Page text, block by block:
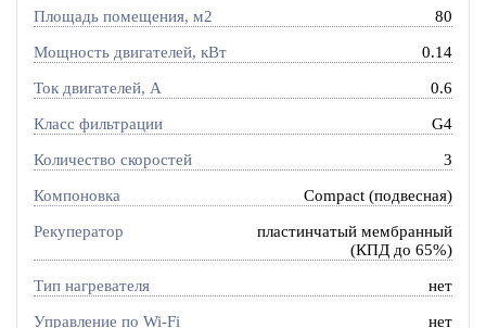
Площадь помещения, м2 80
Мощность двигателей, кВт 0.14
Ток двигателей, А 0.6
Класс фильтрации G4
Количество скоростей 3
Компоновка Compact (подвесная)
Рекуператор
пластинчатый мембранный
(КПД до 65%)
Тип нагревателя нет
Управление по Wi-Fi нет